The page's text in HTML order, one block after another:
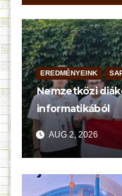
EREDMÉNYEINK
Nemzetközi
informatikából
AUG 2, 2026